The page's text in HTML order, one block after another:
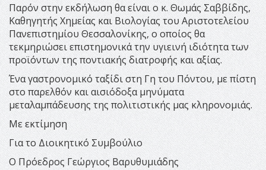
Παρόν στην εκδήλωση θα είναι ο κ. Θωμάς Σαββίδης,
Καθηγητής Χημείας και Βιολογίας του Αριστοτελείου
Πανεπιστημίου Θεσσαλονίκης, ο οποίος θα
τεκμηριώσει επιστημονικά την υγιεινή ιδιότητα των
προϊόντων της ποντιακής διατροφής και αξίας.
Ένα γαστρονομικό ταξίδι στη Γη του Πόντου, με πίστη
στο παρελθόν και αισιόδοξα μηνύματα
μεταλαμπάδευσης της πολιτιστικής μας κληρονομιάς.
Με εκτίμηση
Για το Διοικητικό Συμβούλιο
Ο Πρόεδρος Γεώργιος Βαρυθυμιάδης